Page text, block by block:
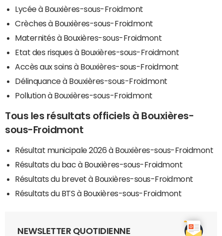
Lycée à Bouxières-sous-Froidmont
Crèches à Bouxières-sous-Froidmont
Maternités à Bouxières-sous-Froidmont
Etat des risques à Bouxières-sous-Froidmont
Accès aux soins à Bouxières-sous-Froidmont
Délinquance à Bouxières-sous-Froidmont
Pollution à Bouxières-sous-Froidmont
Tous les résultats officiels à Bouxières-
sous-Froidmont
Résultat municipale 2026 à Bouxières-sous-Froidmont
Résultats du bac à Bouxières-sous-Froidmont
Résultats du brevet à Bouxières-sous-Froidmont
Résultats du BTS à Bouxières-sous-Froidmont
NEWSLETTER QUOTIDIENNE